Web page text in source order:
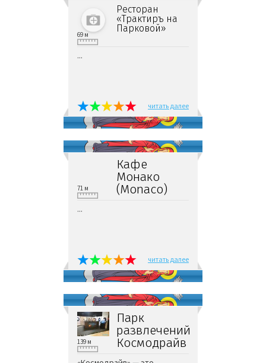
Ресторан
«Трактиръ на
Парковой»
69 м
...
читать далее
Кафе
Монако
(Monaco)
71 м
...
читать далее
Парк
развлечений
Космодрайв
139 м